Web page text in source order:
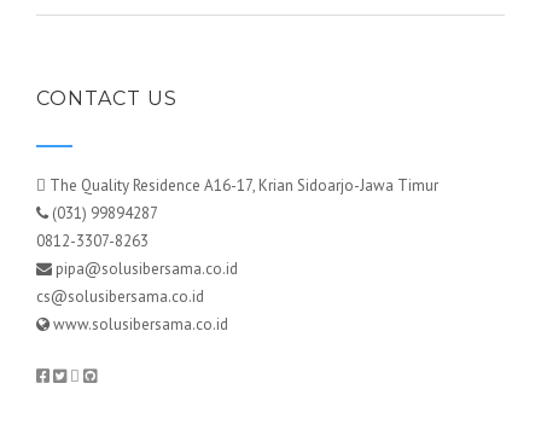
CONTACT US
The Quality Residence A16-17, Krian Sidoarjo-Jawa Timur
(031) 99894287
0812-3307-8263
pipa@solusibersama.co.id
cs@solusibersama.co.id
www.solusibersama.co.id